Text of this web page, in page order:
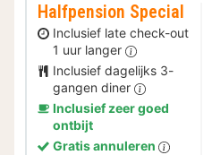
Halfpension Special
Inclusief late check-out
1 uur langer
Inclusief dagelijks 3-
gangen diner
Inclusief zeer goed
ontbijt
Gratis annuleren